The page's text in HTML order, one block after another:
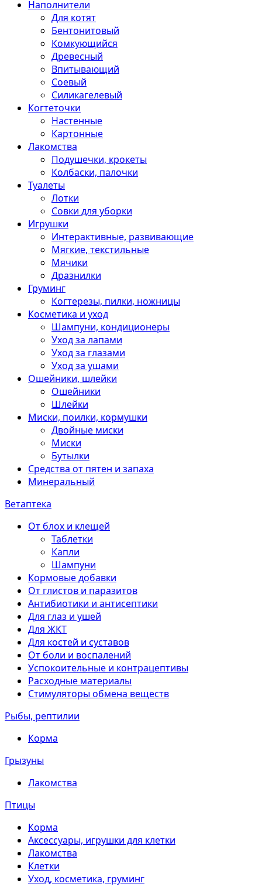
Наполнители
Для котят
Бентонитовый
Комкующийся
Древесный
Впитывающий
Соевый
Силикагелевый
Когтеточки
Настенные
Картонные
Лакомства
Подушечки, крокеты
Колбаски, палочки
Туалеты
Лотки
Совки для уборки
Игрушки
Интерактивные, развивающие
Мягкие, текстильные
Мячики
Дразнилки
Груминг
Когтерезы, пилки, ножницы
Косметика и уход
Шампуни, кондиционеры
Уход за лапами
Уход за глазами
Уход за ушами
Ошейники, шлейки
Ошейники
Шлейки
Миски, поилки, кормушки
Двойные миски
Миски
Бутылки
Средства от пятен и запаха
Минеральный
Ветаптека
От блох и клещей
Таблетки
Капли
Шампуни
Кормовые добавки
От глистов и паразитов
Антибиотики и антисептики
Для глаз и ушей
Для ЖКТ
Для костей и суставов
От боли и воспалений
Успокоительные и контрацептивы
Расходные материалы
Стимуляторы обмена веществ
Рыбы, рептилии
Корма
Грызуны
Лакомства
Птицы
Корма
Аксессуары, игрушки для клетки
Лакомства
Клетки
Уход, косметика, груминг